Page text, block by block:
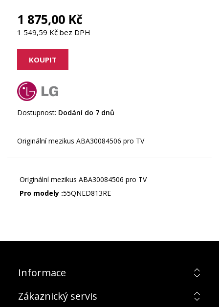
1 875,00 Kč
1 549,59 Kč bez DPH
Dostupnost: Dodání do 7 dnů
Originální mezikus ABA30084506 pro TV
Pro modely :55QNED813RE
Informace
Zákaznický servis